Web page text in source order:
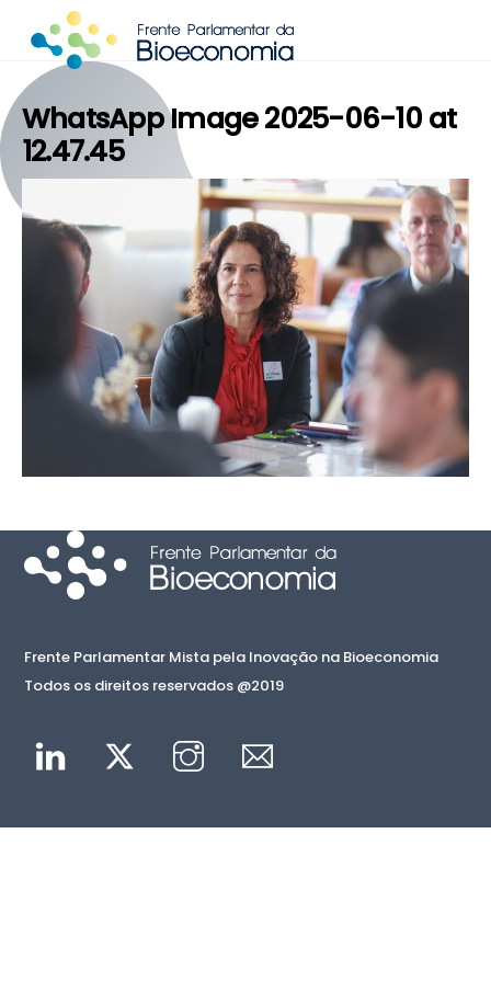
content
WhatsApp Image 2025-06-10 at
12.47.45
Frente Parlamentar Mista pela Inovação na Bioeconomia
Todos os direitos reservados @2019
Linkedin Twitter Instagram